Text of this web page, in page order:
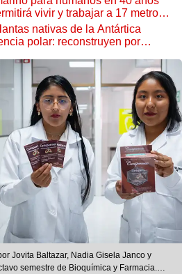
vivir y trabajar a 17 metros
nativas de la Antártica
polar: reconstruyen por
Jovita Baltazar, Nadia Gisela Janco y
semestre de Bioquímica y Farmacia.